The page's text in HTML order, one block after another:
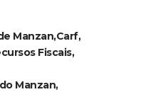
ManzanCarf
Fiscais
Manzan